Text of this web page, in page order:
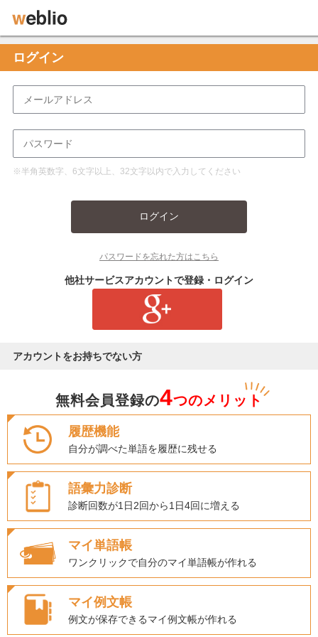
ログイン
※半角英数字、6文字以上、32文字以内で入力してください
ログイン
パスワードを忘れた方はこちら
他社サービスアカウントで登録・ログイン
アカウントをお持ちでない方
無料会員登録の4つのメリット
履歴機能
自分が調べた単語を履歴に残せる
語彙力診断
診断回数が1日2回から1日4回に増える
マイ単語帳
ワンクリックで自分のマイ単語帳が作れる
マイ例文帳
例文が保存できるマイ例文帳が作れる